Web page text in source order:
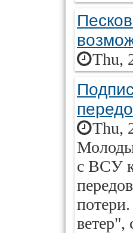
Thu,
Thu,
с ВСУ
ветер",